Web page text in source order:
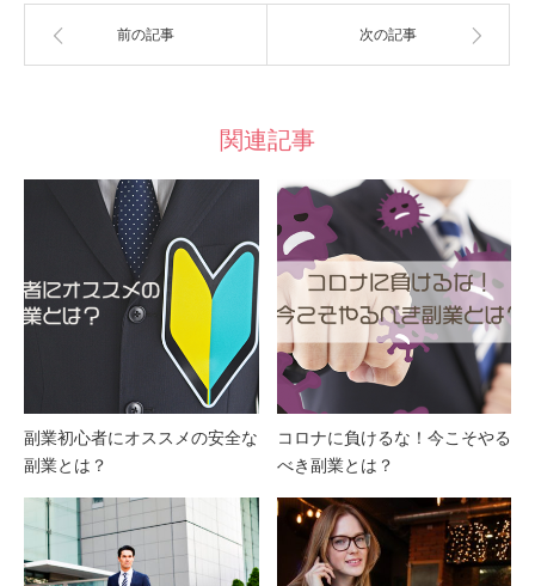
前の記事 次の記事
関連記事
副業初心者にオススメの安全な
副業とは？
コロナに負けるな！今こそやる
べき副業とは？